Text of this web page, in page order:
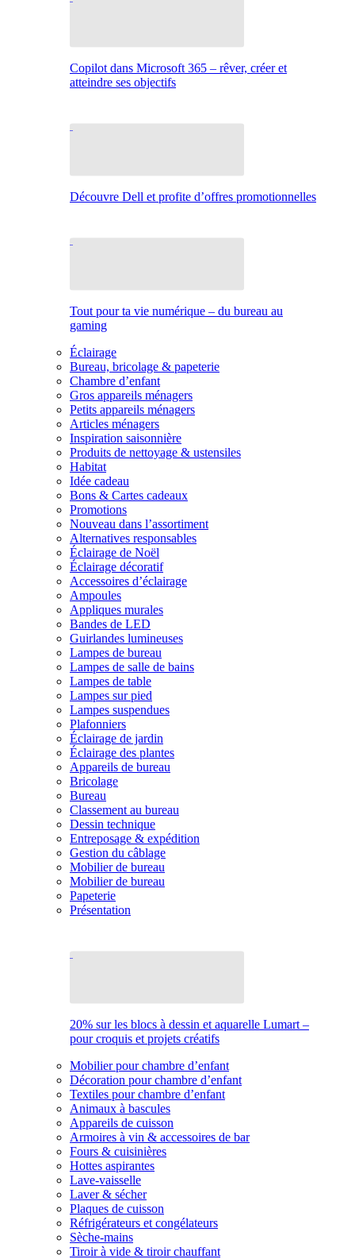
Copilot dans Microsoft 365 – rêver, créer et
atteindre ses objectifs
Découvre Dell et profite d’offres promotionnelles
Tout pour ta vie numérique – du bureau au
gaming
Éclairage
Bureau, bricolage & papeterie
Chambre d’enfant
Gros appareils ménagers
Petits appareils ménagers
Articles ménagers
Inspiration saisonnière
Produits de nettoyage & ustensiles
Habitat
Idée cadeau
Bons & Cartes cadeaux
Promotions
Nouveau dans l’assortiment
Alternatives responsables
Éclairage de Noël
Éclairage décoratif
Accessoires d’éclairage
Ampoules
Appliques murales
Bandes de LED
Guirlandes lumineuses
Lampes de bureau
Lampes de salle de bains
Lampes de table
Lampes sur pied
Lampes suspendues
Plafonniers
Éclairage de jardin
Éclairage des plantes
Appareils de bureau
Bricolage
Bureau
Classement au bureau
Dessin technique
Entreposage & expédition
Gestion du câblage
Mobilier de bureau
Mobilier de bureau
Papeterie
Présentation
20% sur les blocs à dessin et aquarelle Lumart –
pour croquis et projets créatifs
Mobilier pour chambre d’enfant
Décoration pour chambre d’enfant
Textiles pour chambre d’enfant
Animaux à bascules
Appareils de cuisson
Armoires à vin & accessoires de bar
Fours & cuisinières
Hottes aspirantes
Lave-vaisselle
Laver & sécher
Plaques de cuisson
Réfrigérateurs et congélateurs
Sèche-mains
Tiroir à vide & tiroir chauffant